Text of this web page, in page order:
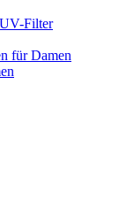
Filter
für Damen